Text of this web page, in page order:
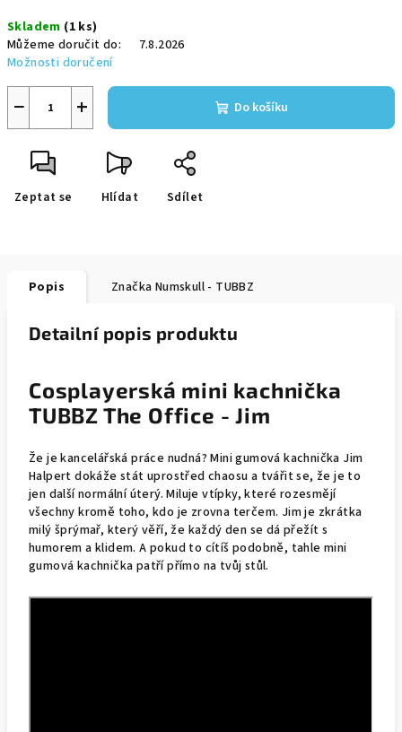
cena:
Skladem (1 ks)
Můžeme doručit do:
7.8.2026
Možnosti doručení
+
− Do košíku
Zeptat se Hlídat Sdílet
Popis Značka Numskull - TUBBZ
Detailní popis produktu
Cosplayerská mini kachnička
TUBBZ The Office - Jim
Že je kancelářská práce nudná? Mini gumová kachnička Jim
Halpert dokáže stát uprostřed chaosu a tvářit se, že je to
jen další normální úterý. Miluje vtípky, které rozesmějí
všechny kromě toho, kdo je zrovna terčem. Jim je zkrátka
milý šprýmař, který věří, že každý den se dá přežít s
humorem a klidem. A pokud to cítíš podobně, tahle mini
gumová kachnička patří přímo na tvůj stůl.